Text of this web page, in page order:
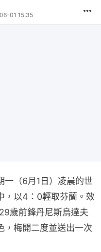
01 15:35
一（6月1日）凌晨的世
，以4：0輕取芬蘭。效
歲前鋒丹尼斯烏達夫
，梅開二度並送出一次